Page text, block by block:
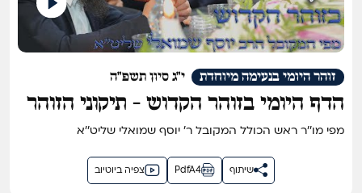
י"ג סיון תשפ"ה זוהר היומי בנעימה מיוחדת
הדף היומי בזוהר הקדוש - תיקוני הזוהר
דף ק''ז
מפי מו''ר ראש הכולל המקובל ר' יוסף שמואלי שליט''א
צפיה ביוטיוב PdfA4 שיתוף